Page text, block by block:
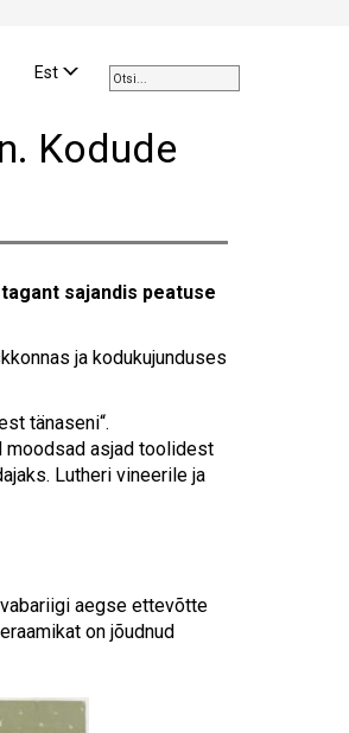
the
up
a
Press
to
selected
search
can
Est
Kodude
sajandis peatuse
ja kodukujunduses
tänaseni“.
moodsad asjad toolidest
Lutheri vineerile ja
aegse ettevõtte
on jõudnud